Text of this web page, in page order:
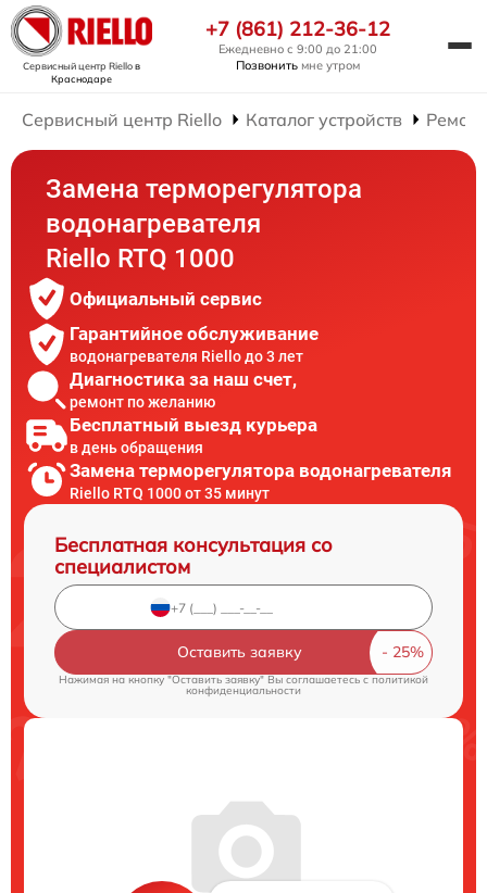
Сервисный центр Rielloв
Краснодаре
+7 (861) 212-36-12
Ежедневно с 9:00 до 21:00
Позвонить мне утром
Сервисный центр Riello Каталог устройств
Замена терморегулятора
водонагревателя
Riello RTQ 1000
Официальный сервис
Гарантийное обслуживание
водонагревателя Riello до 3 лет
Диагностика за наш счет,
ремонт по желанию
Бесплатный выезд курьера
в день обращения
Замена терморегулятора водонагревателя
Riello RTQ 1000 от 35 минут
Бесплатная консультация со
специалистом
Оставить заявку
Нажимая на кнопку "Оставить заявку" Вы соглашаетесь c политикой
конфиденциальности